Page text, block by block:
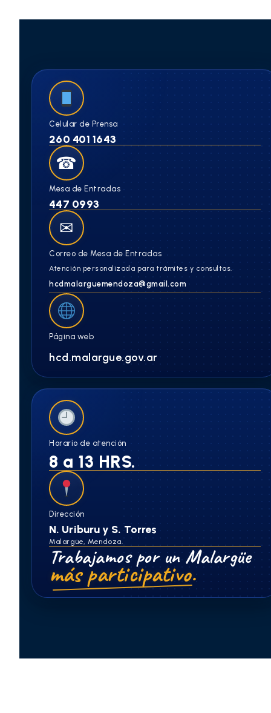
Celular de Prensa
260 401 1643
☎
Mesa de Entradas
447 0993
✉
Correo de Mesa de Entradas
Atención personalizada para trámites y consultas.
hcdmalarguemendoza@gmail.com
Página web
hcd.malargue.gov.ar
Horario de atención
8 a 13 HRS.
Dirección
N. Uriburu y S. Torres
Malargüe, Mendoza.
Trabajamos por un Malargüe
más participativo.